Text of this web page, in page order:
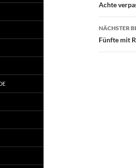
Achte
NÄCHSTER
Fünfte mit